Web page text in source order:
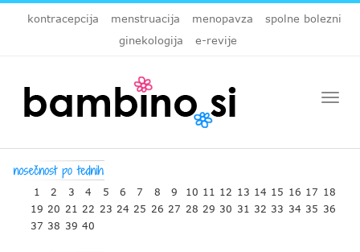
kontracepcija menstruacija menopavza
spolne bolezni
ginekologija
e-revije
1 2 3 4 5 6 7 8 9 10 11 12 13 14 15 16 17 18
19 20 21 22 23 24 25 26 27 28 29 30 31 32 33 34 35 36
37 38 39 40